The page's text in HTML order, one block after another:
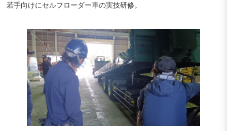
若手向けにセルフローダー車の実技研修。